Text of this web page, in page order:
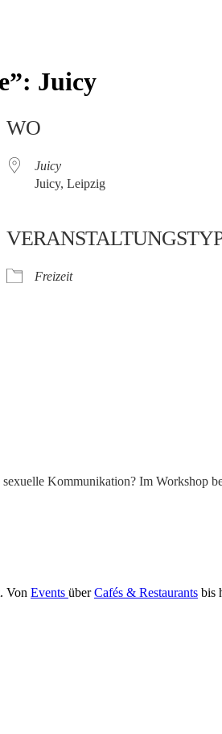
Juicy
WO
Juicy
Juicy, Leipzig
Freizeit
Kommunikation? Im Workshop
Von Events überCafés & Restaurants bis